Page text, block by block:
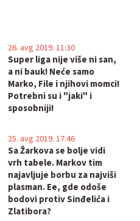
Super liga nije više ni san,
a ni bauk! Neće samo
Marko, File i njihovi momci!
Potrebni su i "jaki" i
sposobniji!
26. avg 2019. 11:30
Sa Žarkova se bolje vidi
vrh tabele. Markov tim
najavljuje borbu za najviši
plasman. Ee, gde odoše
bodovi protiv Sinđelića i
Zlatibora?
25. avg 2019. 17:46